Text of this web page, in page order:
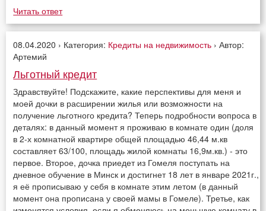
Читать ответ
08.04.2020 › Категория: Кредиты на недвижимость › Автор:
Артемий
Льготный кредит
Здравствуйте! Подскажите, какие перспективы для меня и
моей дочки в расширении жилья или возможности на
получение льготного кредита? Теперь подробности вопроса в
деталях: в данный момент я проживаю в комнате один (доля
в 2-х комнатной квартире общей площадью 46,44 м.кв
составляет 63/100, площадь жилой комнаты 16,9м.кв.) - это
первое. Второе, дочка приедет из Гомеля поступать на
дневное обучение в Минск и достигнет 18 лет в январе 2021г.,
я её прописываю у себя в комнате этим летом (в данный
момент она прописана у своей мамы в Гомеле). Третье, как